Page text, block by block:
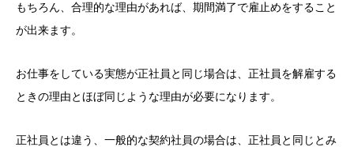
もちろん、合理的な理由があれば、期間満了で雇止めをすること
が出来ます。
お仕事をしている実態が正社員と同じ場合は、正社員を解雇する
ときの理由とほぼ同じような理由が必要になります。
正社員とは違う、一般的な契約社員の場合は、正社員と同じとみ